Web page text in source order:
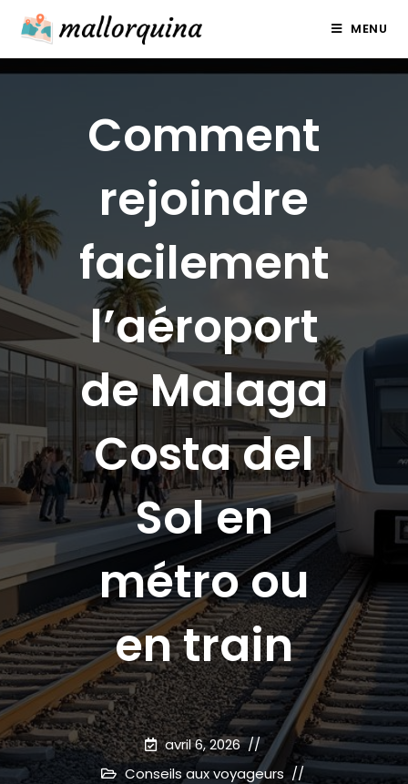
content
MENU
Comment
rejoindre
facilement
l’aéroport
de Malaga
Costa del
Sol en
métro ou
en train
avril 6, 2026
Conseils aux voyageurs